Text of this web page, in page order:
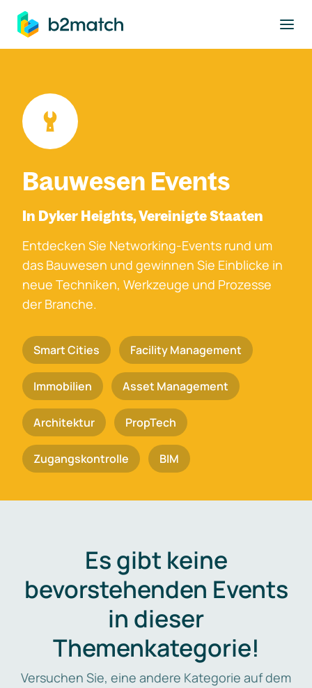
springen
Bauwesen Events
In Dyker Heights, Vereinigte Staaten
Entdecken Sie Networking-Events rund um
das Bauwesen und gewinnen Sie Einblicke in
neue Techniken, Werkzeuge und Prozesse
der Branche.
Smart Cities Facility Management
Immobilien Asset Management
Architektur PropTech
Zugangskontrolle BIM
Es gibt keine
bevorstehenden Events
in dieser
Themenkategorie!
Versuchen Sie, eine andere Kategorie auf dem